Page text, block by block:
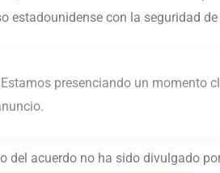
estadounidense con la seguridad de
presenciando un momento
del acuerdo no ha sido divulgado